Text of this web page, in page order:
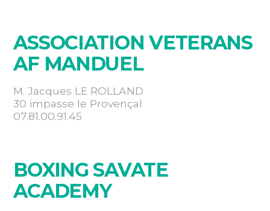
ASSOCIATION VETERANS
AF MANDUEL
M. Jacques LE ROLLAND
30 impasse le Provençal
07.81.00.91.45
BOXING SAVATE
ACADEMY